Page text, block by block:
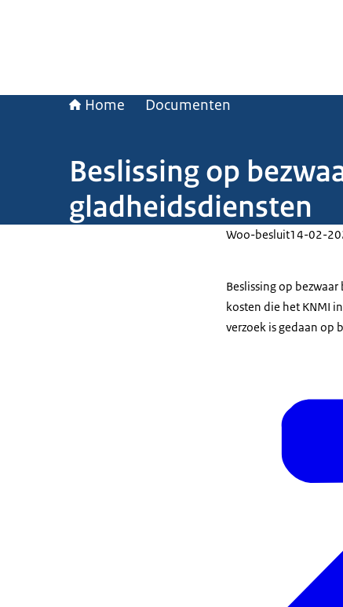
Home Documenten
Beslissing op
gladheidsdiensten
Woo-besluit14-02-
Beslissing op
kosten die het KNMI
verzoek is gedaan op